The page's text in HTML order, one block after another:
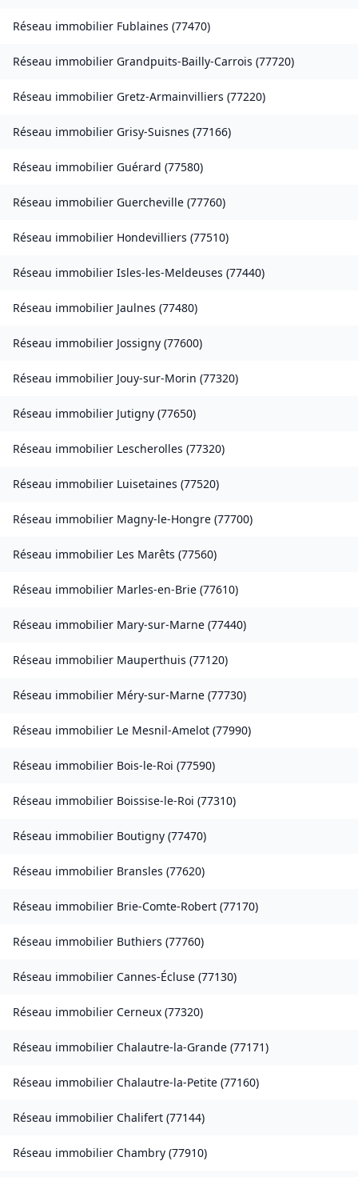
Réseau immobilier Fublaines (77470)
Réseau immobilier Grandpuits-Bailly-Carrois (77720)
Réseau immobilier Gretz-Armainvilliers (77220)
Réseau immobilier Grisy-Suisnes (77166)
Réseau immobilier Guérard (77580)
Réseau immobilier Guercheville (77760)
Réseau immobilier Hondevilliers (77510)
Réseau immobilier Isles-les-Meldeuses (77440)
Réseau immobilier Jaulnes (77480)
Réseau immobilier Jossigny (77600)
Réseau immobilier Jouy-sur-Morin (77320)
Réseau immobilier Jutigny (77650)
Réseau immobilier Lescherolles (77320)
Réseau immobilier Luisetaines (77520)
Réseau immobilier Magny-le-Hongre (77700)
Réseau immobilier Les Marêts (77560)
Réseau immobilier Marles-en-Brie (77610)
Réseau immobilier Mary-sur-Marne (77440)
Réseau immobilier Mauperthuis (77120)
Réseau immobilier Méry-sur-Marne (77730)
Réseau immobilier Le Mesnil-Amelot (77990)
Réseau immobilier Bois-le-Roi (77590)
Réseau immobilier Boissise-le-Roi (77310)
Réseau immobilier Boutigny (77470)
Réseau immobilier Bransles (77620)
Réseau immobilier Brie-Comte-Robert (77170)
Réseau immobilier Buthiers (77760)
Réseau immobilier Cannes-Écluse (77130)
Réseau immobilier Cerneux (77320)
Réseau immobilier Chalautre-la-Grande (77171)
Réseau immobilier Chalautre-la-Petite (77160)
Réseau immobilier Chalifert (77144)
Réseau immobilier Chambry (77910)